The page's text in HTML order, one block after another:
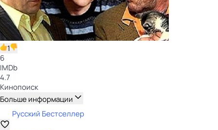
1
6
IMDb
4.7
Кинопоиск
Больше информации
Русский Бестселлер